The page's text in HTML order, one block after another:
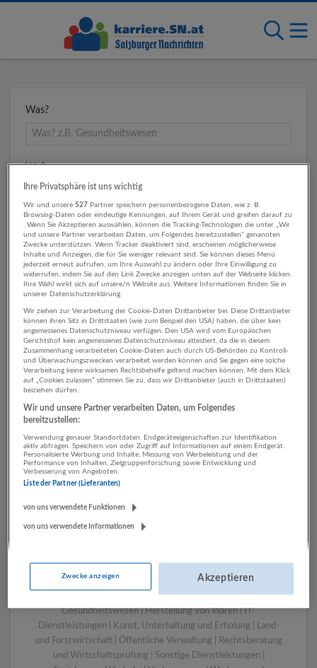
Was?
Wo?
Umkreis
1 Vertrieb, Verkauf,
Kundenbetreuung
Einzelhandel Unternehmen
Bergheim bei Salzburg
Bau | Beherbergung und Gastronomie | Einzelhandel |
Energieversorgung | Finanz- und Versicherungsleistungen |
Gesundheitswesen | Herstellung von Waren | IT-
Dienstleistungen | Kunst, Unterhaltung und Erholung | Land-
und Forstwirtschaft | Öffentliche Verwaltung | Rechtsberatung
und Wirtschaftsprüfung | Sonstige Dienstleistungen |
Ihre Privatsphäre ist uns wichtig
Wir und unsere527 Partner speichern personenbezogene Daten, wie z. B.
Browsing-Daten oder eindeutige Kennungen, auf Ihrem Gerät und greifen darauf zu
. Wenn Sie Akzeptieren auswählen, können die Tracking-Technologien die unter „Wir
und unsere Partner verarbeiten Daten, um Folgendes bereitzustellen“ genannten
Zwecke unterstützen. Wenn Tracker deaktiviert sind, erscheinen möglicherweise
Inhalte und Anzeigen, die für Sie weniger relevant sind. Sie können dieses Menü
jederzeit erneut aufrufen, um Ihre Auswahl zu ändern oder Ihre Einwilligung zu
widerrufen, indem Sie auf den Link Zwecke anzeigen unten auf der Webseite klicken.
Ihre Wahl wirkt sich auf unsere/n Website aus. Weitere Informationen finden Sie in
unserer Datenschutzerklärung.
Wir ziehen zur Verarbeitung der Cookie-Daten Drittanbieter bei. Diese Drittanbieter
können ihren Sitz in Drittstaaten (wie zum Beispiel den USA) haben, die über kein
angemessenes Datenschutzniveau verfügen. Den USA wird vom Europäischen
Gerichtshof kein angemessenes Datenschutzniveau attestiert, da die in diesem
Zusammenhang verarbeiteten Cookie-Daten auch durch US-Behörden zu Kontroll-
und Überwachungszwecken verarbeitet werden können und Sie gegen eine solche
Verarbeitung keine wirksamen Rechtsbehelfe geltend machen können. Mit dem Klick
auf „Cookies zulassen“ stimmen Sie zu, dass wir Drittanbieter (auch in Drittstaaten)
beiziehen dürfen.
Wir und unsere Partner verarbeiten Daten, um Folgendes
bereitzustellen:
Verwendung genauer Standortdaten. Endgeräteeigenschaften zur Identifikation
aktiv abfragen. Speichern von oder Zugriff auf Informationen auf einem Endgerät.
Personalisierte Werbung und Inhalte, Messung von Werbeleistung und der
Performance von Inhalten, Zielgruppenforschung sowie Entwicklung und
Verbesserung von Angeboten.
Liste der Partner (Lieferanten)
von uns verwendete Funktionen
von uns verwendete Informationen
Zwecke anzeigen Akzeptieren